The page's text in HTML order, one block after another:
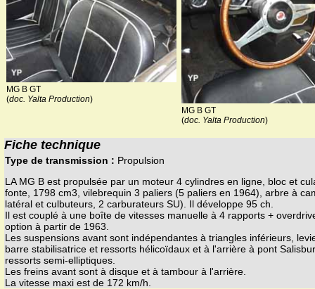
MG B GT
(doc. Yalta Production)
MG B GT
(doc. Yalta Production)
Fiche technique
Type de transmission : Propulsion
LA MG B est propulsée par un moteur 4 cylindres en ligne, bloc et
fonte, 1798 cm3, vilebrequin 3 paliers (5 paliers en 1964), arbre à
latéral et culbuteurs, 2 carburateurs SU). Il développe 95 ch.
Il est couplé à une boîte de vitesses manuelle à 4 rapports +
option à partir de 1963.
Les suspensions avant sont indépendantes à triangles inférieurs,
barre stabilisatrice et ressorts hélicoïdaux et à l'arrière à pont
ressorts semi-elliptiques.
Les freins avant sont à disque et à tambour à l'arrière.
La vitesse maxi est de 172 km/h.